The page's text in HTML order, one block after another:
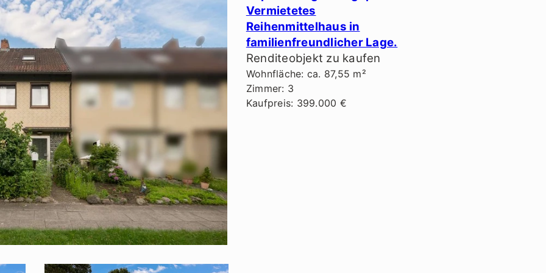
Vermietetes
Reihenmittelhaus in
familienfreundlicher Lage.
Renditeobjekt zu kaufen
Wohnfläche: ca. 87,55 m²
Zimmer: 3
Kaufpreis: 399.000 €